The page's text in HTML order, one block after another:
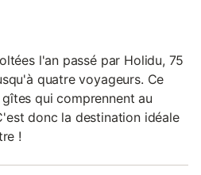
l'an passé par Holidu, 75
quatre voyageurs. Ce
qui comprennent au
donc la destination idéale
!